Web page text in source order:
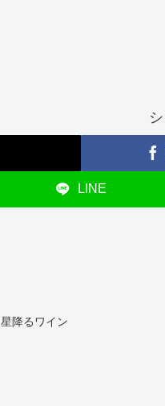
LINE
星降るワイン